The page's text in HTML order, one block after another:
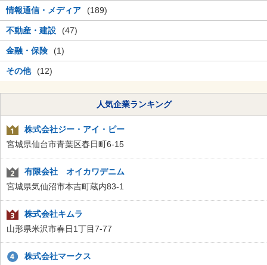
情報通信・メディア (189)
不動産・建設 (47)
金融・保険 (1)
その他 (12)
人気企業ランキング
株式会社ジー・アイ・ピー
宮城県仙台市青葉区春日町6-15
有限会社 オイカワデニム
宮城県気仙沼市本吉町蔵内83-1
株式会社キムラ
山形県米沢市春日1丁目7-77
株式会社マークス